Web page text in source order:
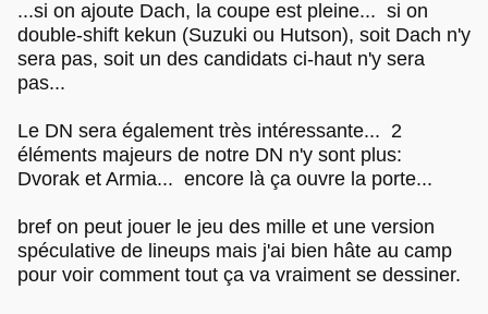
...si on ajoute Dach, la coupe est pleine... si on
double-shift kekun (Suzuki ou Hutson), soit Dach n'y
sera pas, soit un des candidats ci-haut n'y sera
pas...
Le DN sera également très intéressante... 2
éléments majeurs de notre DN n'y sont plus:
Dvorak et Armia... encore là ça ouvre la porte...
bref on peut jouer le jeu des mille et une version
spéculative de lineups mais j'ai bien hâte au camp
pour voir comment tout ça va vraiment se dessiner.